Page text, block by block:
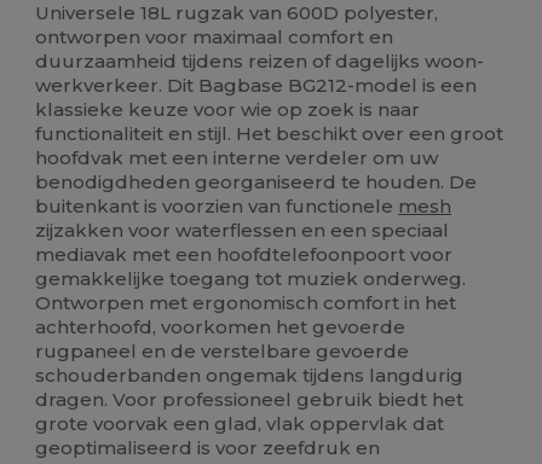
Universele 18L rugzak van 600D polyester,
ontworpen voor maximaal comfort en
duurzaamheid tijdens reizen of dagelijks woon-
werkverkeer. Dit Bagbase BG212-model is een
klassieke keuze voor wie op zoek is naar
functionaliteit en stijl. Het beschikt over een groot
hoofdvak met een interne verdeler om uw
benodigdheden georganiseerd te houden. De
buitenkant is voorzien van functionele mesh
zijzakken voor waterflessen en een speciaal
mediavak met een hoofdtelefoonpoort voor
gemakkelijke toegang tot muziek onderweg.
Ontworpen met ergonomisch comfort in het
achterhoofd, voorkomen het gevoerde
rugpaneel en de verstelbare gevoerde
schouderbanden ongemak tijdens langdurig
dragen. Voor professioneel gebruik biedt het
grote voorvak een glad, vlak oppervlak dat
geoptimaliseerd is voor zeefdruk en